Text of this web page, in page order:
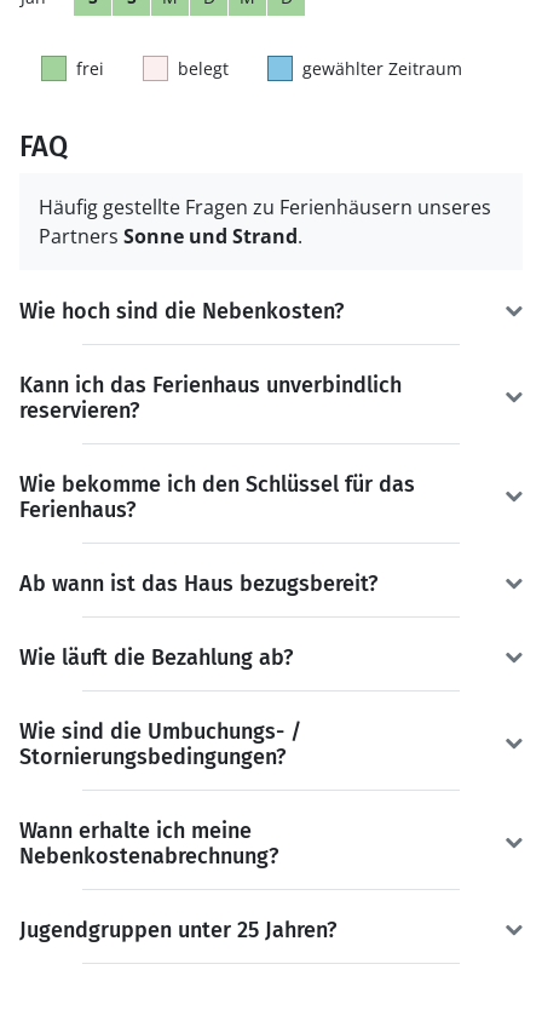
frei belegt gewählter Zeitraum
FAQ
Häufig gestellte Fragen zu Ferienhäusern unseres
Partners Sonne und Strand.
Wie hoch sind die Nebenkosten?
Kann ich das Ferienhaus unverbindlich
reservieren?
Wie bekomme ich den Schlüssel für das
Ferienhaus?
Ab wann ist das Haus bezugsbereit?
Wie läuft die Bezahlung ab?
Wie sind die Umbuchungs- /
Stornierungsbedingungen?
Wann erhalte ich meine
Nebenkostenabrechnung?
Jugendgruppen unter 25 Jahren?